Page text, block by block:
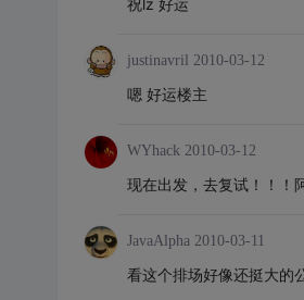
祝lz 好运
justinavril 2010-03-12
嗯 好运楼主
WYhack 2010-03-12
现在出发，去复试！！！
JavaAlpha 2010-03-11
看这个排场好像还挺大的